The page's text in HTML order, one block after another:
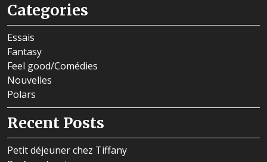
Categories
Essais
Fantasy
Feel good/Comédies
Nouvelles
Polars
Recent Posts
Petit déjeuner chez Tiffany